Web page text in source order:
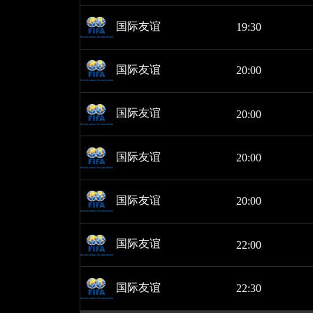
国际友谊 19:30
国际友谊 20:00
国际友谊 20:00
国际友谊 20:00
国际友谊 20:00
国际友谊 22:00
国际友谊 22:30